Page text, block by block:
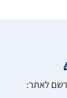
לאתר: